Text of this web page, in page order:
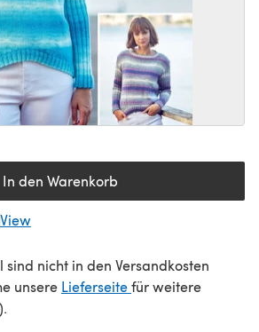
In den Warenkorb
View
nicht in den Versandkosten
unsere Lieferseite(öffnet sich in
für weitere